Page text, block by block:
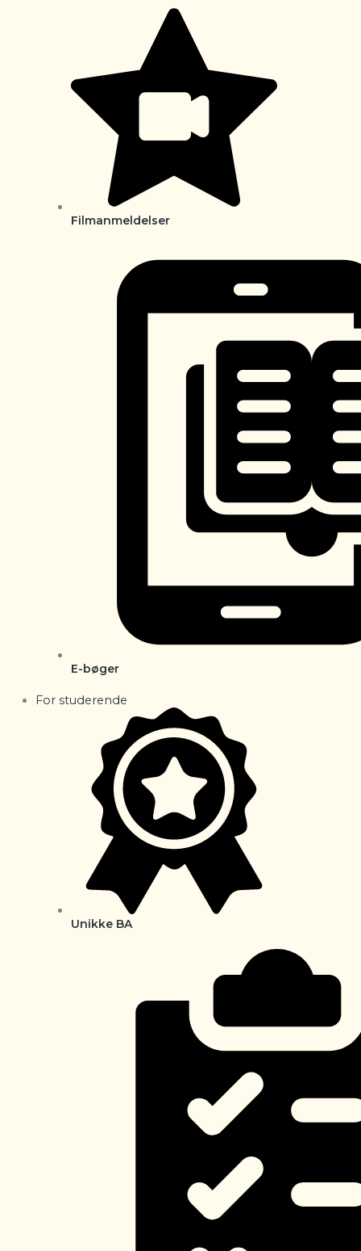
Filmanmeldelser
E-bøger
For studerende
Unikke BA